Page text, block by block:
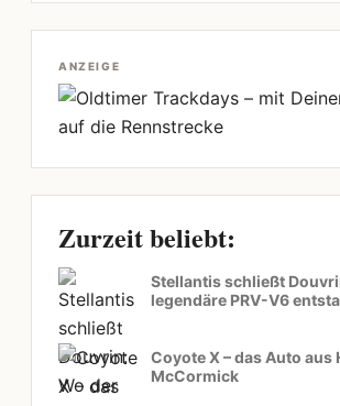
ANZEIGE
Zurzeit beliebt:
Stellantis schließt
legendäre PRV-V6
Coyote X – das Auto aus
McCormick